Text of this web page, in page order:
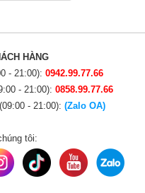
HÀNG
- 21:00): 0942.99.77.66
- 21:00): 0858.99.77.66
- 21:00): (Zalo OA)
tôi: